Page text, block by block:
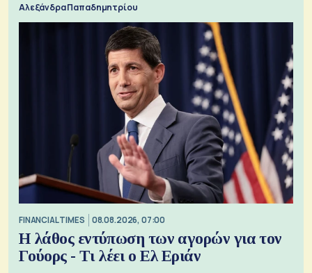
Αλεξάνδρα Παπαδημητρίου
FINANCIAL TIMES 08.08.2026, 07:00
Η λάθος εντύπωση των αγορών για τον
Γούορς - Τι λέει ο Ελ Εριάν